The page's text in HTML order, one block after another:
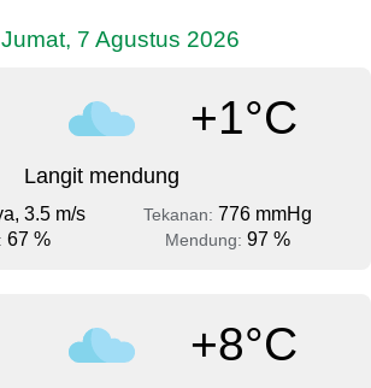
Jumat, 7 Agustus 2026
+1°C
Langit mendung
3.5 m/s Tekanan: 776 mmHg
67 % Mendung: 97 %
+8°C